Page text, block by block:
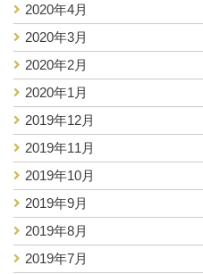
2020年4月
2020年3月
2020年2月
2020年1月
2019年12月
2019年11月
2019年10月
2019年9月
2019年8月
2019年7月